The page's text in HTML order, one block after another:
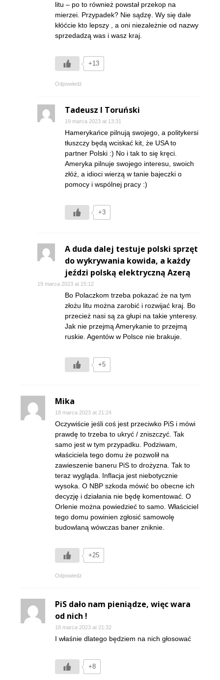
litu – po to również powstał przekop na
mierzei. Przypadek? Nie sądzę. Wy się dale
kłóćcie kto lepszy , a oni niezależnie od nazwy
sprzedadzą was i wasz kraj.
+13
Odpowiedz
Tadeusz I Toruński
19 marca 2023 at 13:31
Hamerykańce pilnują swojego, a politykersi
tłuszczy będą wciskać kit, że USA to
partner Polski :) No i tak to się kręci.
Ameryka pilnuje swojego interesu, swoich
złóż, a idioci wierzą w tanie bajeczki o
pomocy i wspólnej pracy :)
+3
A duda dalej testuje polski sprzęt
do wykrywania kowida, a każdy
jeździ polską elektryczną Azerą
19 marca 2023 at 15:12
Bo Polaczkom trzeba pokazać że na tym
złożu litu można zarobić i rozwijać kraj. Bo
przecież nasi są za głupi na takie ynteresy.
Jak nie przejmą Amerykanie to przejmą
ruskie. Agentów w Polsce nie brakuje.
+5
Mika
18 marca 2023 at 21:24
Oczywiście jeśli coś jest przeciwko PiS i mówi
prawdę to trzeba to ukryć / zniszczyć. Tak
samo jest w tym przypadku. Podziwam,
właściciela tego domu że pozwolił na
zawieszenie baneru PiS to drożyzna. Tak to
teraz wygląda. Inflacja jest niebotycznie
wysoka. O NBP szkoda mówić bo obecne ich
decyzję i działania nie będę komentować. O
Orlenie można powiedzieć to samo. Właściciel
tego domu powinien zgłosić samowolę
budowlaną wówczas baner zniknie.
+25
Odpowiedz
PiS dało nam pieniądze, więc wara
od nich !
18 marca 2023 at 21:32
I właśnie dlatego będziem na nich głosować
+8